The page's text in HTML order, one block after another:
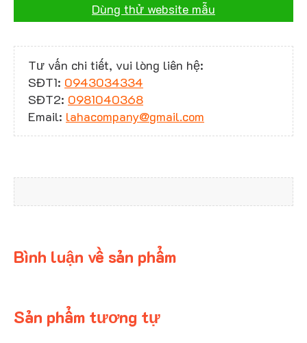
Dùng thử website mẫu
Tư vấn chi tiết, vui lòng liên hệ:
SĐT1: 0943034334
SĐT2: 0981040368
Email: lahacompany@gmail.com
Bình luận về sản phẩm
Sản phẩm tương tự